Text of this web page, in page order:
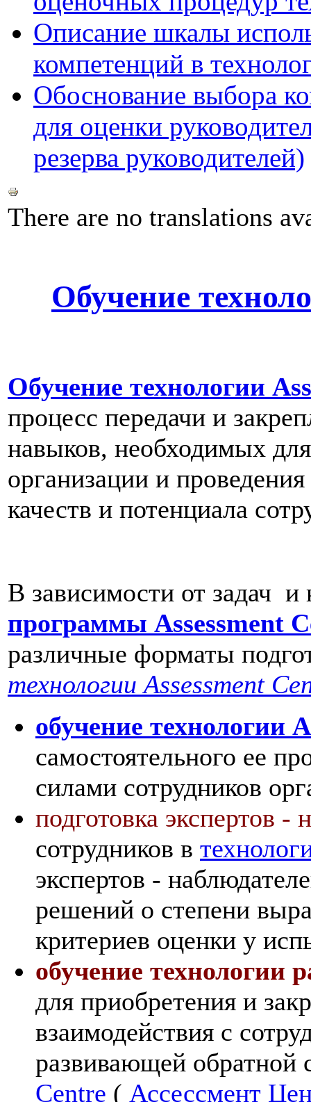
Описание шкалы
компетенций в
Обоснование выбора
для оценки
резерва руководителей)
There are no translations
Обучение
Обучение технологии
процесс передачи и
навыков, необходимых
организации и
качеств и потенциала
В зависимости от задач и
программы Assessment
различные форматы
технологии Assessment
обучение технологии
самостоятельного ее
силами сотрудников
подготовка экспертов -
сотрудников в
экспертов -
решений о степени
критериев оценки у
обучение технологии
для приобретения и
взаимодействия с
развивающей обратной
Centre ( Ассессмент